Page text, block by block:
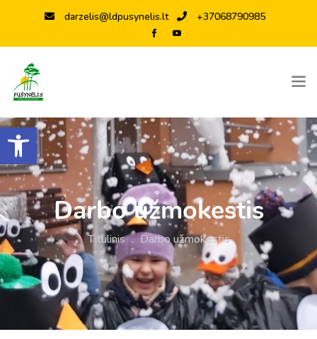
Open toolbar
darzelis@ldpusynelis.lt +37068790985
Darbo užmokestis
Titulinis . Darbo užmokestis